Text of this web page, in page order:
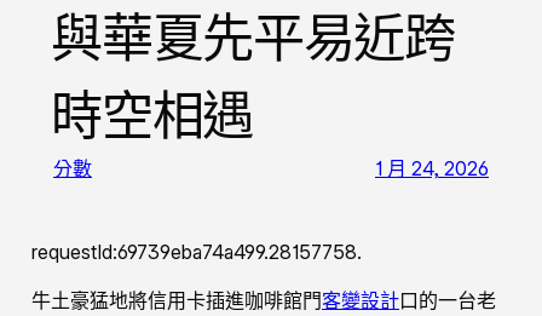
與華夏先平易近跨
時空相遇
分數 1 月 24, 2026
requestId:69739eba74a499.28157758.
牛土豪猛地將信用卡插進咖啡館門客變設計口的一台老